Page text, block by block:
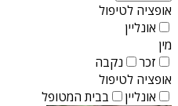
אופציה לטיפול
אונליין
מין
זכר
נקבה
אופציה לטיפול
אונליין
בבית המטופל